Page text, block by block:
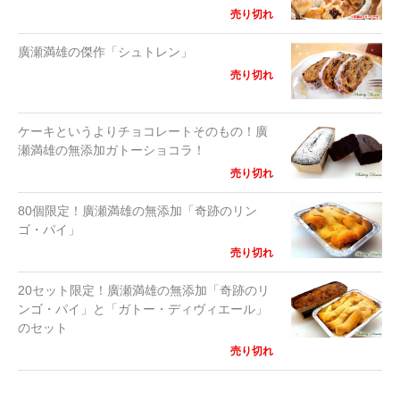
売り切れ
廣瀬満雄の傑作「シュトレン」
売り切れ
ケーキというよりチョコレートそのもの！廣
瀬満雄の無添加ガトーショコラ！
売り切れ
80個限定！廣瀬満雄の無添加「奇跡のリン
ゴ・パイ」
売り切れ
20セット限定！廣瀬満雄の無添加「奇跡のリ
ンゴ・パイ」と「ガトー・ディヴィエール」
のセット
売り切れ